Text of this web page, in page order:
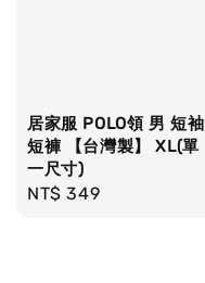
居家服 POLO領 男 短袖
短褲 【台灣製】 XL(單
一尺寸)
Regular
NT$ 349